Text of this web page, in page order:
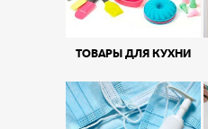
ТОВАРЫ ДЛЯ КУХНИ